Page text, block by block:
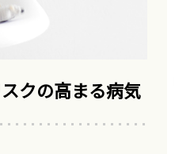
クの高まる病気